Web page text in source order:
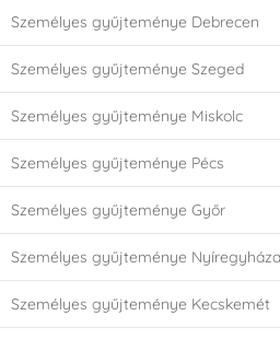
Személyes gyűjteménye Debrecen
Személyes gyűjteménye Szeged
Személyes gyűjteménye Miskolc
Személyes gyűjteménye Pécs
Személyes gyűjteménye Győr
Személyes gyűjteménye Nyíregyháza
Személyes gyűjteménye Kecskemét